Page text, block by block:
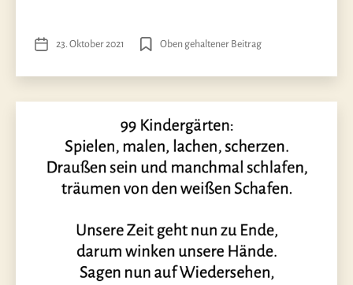
Veröffentlichungsdatum
23. Oktober 2021 Oben gehaltener Beitrag